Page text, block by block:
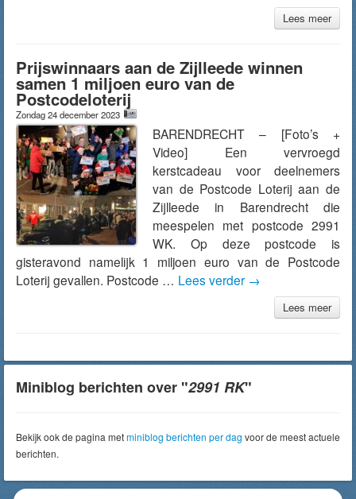
Lees meer
Prijswinnaars aan de Zijlleede winnen
samen 1 miljoen euro van de
Postcodeloterij
Zondag 24 december 2023
BARENDRECHT – [Foto’s +
Video] Een vervroegd
kerstcadeau voor deelnemers
van de Postcode Loterij aan de
Zijlleede in Barendrecht die
meespelen met postcode 2991
WK. Op deze postcode is
gisteravond namelijk 1 miljoen euro van de Postcode
Loterij gevallen. Postcode … Lees verder →
Lees meer
Miniblog berichten over "2991 RK"
Bekijk ook de pagina metminiblog berichten per dag voor de meest actuele
berichten.